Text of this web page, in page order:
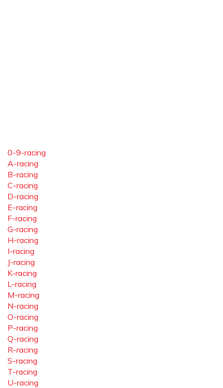
0-9-racing
A-racing
B-racing
C-racing
D-racing
E-racing
F-racing
G-racing
H-racing
I-racing
J-racing
K-racing
L-racing
M-racing
N-racing
O-racing
P-racing
Q-racing
R-racing
S-racing
T-racing
U-racing